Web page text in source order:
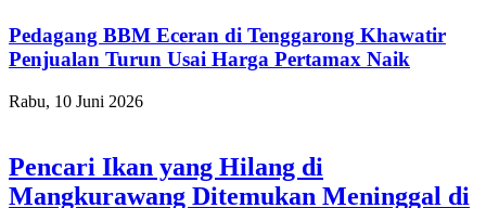
Pedagang BBM Eceran di Tenggarong Khawatir
Penjualan Turun Usai Harga Pertamax Naik
Rabu, 10 Juni 2026
Pencari Ikan yang Hilang di
Mangkurawang Ditemukan Meninggal di